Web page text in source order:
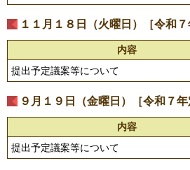
１１月１８日（火曜日）［令和７
内容
提出予定議案等について
９月１９日（金曜日）［令和７年
内容
提出予定議案等について